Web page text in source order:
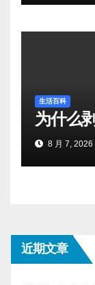
生活百科
为什么
8 月 7, 2026
近期文章